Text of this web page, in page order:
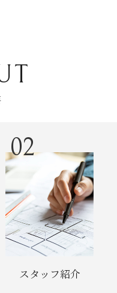
スタッフ紹介